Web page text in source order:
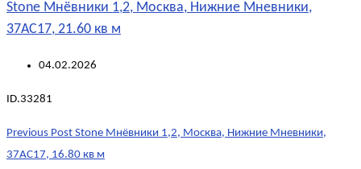
Stone Мнёвники 1,2, Москва, Нижние Мневники,
37АС17, 21.60 кв м
04.02.2026
ID.33281
Post
navigation
Previous Post Stone Мнёвники 1,2, Москва, Нижние Мневники,
37АС17, 16.80 кв м